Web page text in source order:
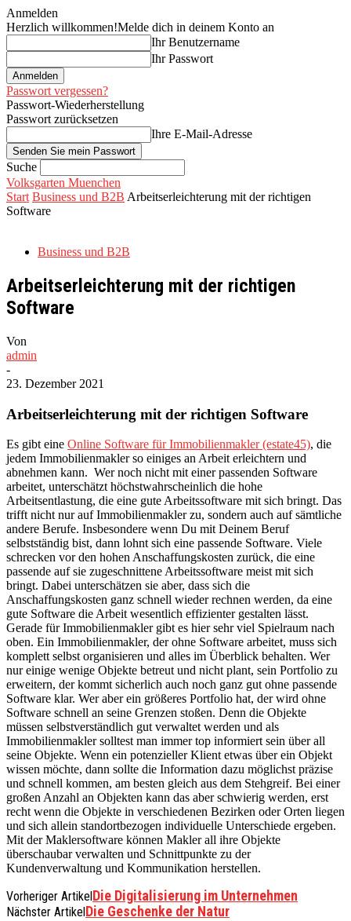
Anmelden
Herzlich willkommen!Melde dich in deinem Konto an
Ihr Benutzername
Ihr Passwort
Passwort vergessen?
Passwort-Wiederherstellung
Passwort zurücksetzen
Ihre E-Mail-Adresse
Suche
Volksgarten Muenchen
Start Business und B2B Arbeitserleichterung mit der richtigen
Software
Business und B2B
Arbeitserleichterung mit der richtigen
Software
Von
admin
-
23. Dezember 2021
Arbeitserleichterung mit der richtigen Software
Es gibt eine Online Software für Immobilienmakler (estate45), die
jedem Immobilienmakler so einiges an Arbeit erleichtern und
abnehmen kann. Wer noch nicht mit einer passenden Software
arbeitet, unterschätzt höchstwahrscheinlich die hohe
Arbeitsentlastung, die eine gute Arbeitssoftware mit sich bringt. Das
trifft nicht nur auf Immobilienmakler zu, sondern auch auf sämtliche
andere Berufe. Insbesondere wenn Du mit Deinem Beruf
selbstständig bist, dann lohnt sich eine passende Software. Viele
schrecken vor den hohen Anschaffungskosten zurück, die eine
passende auf sie zugeschnittene Arbeitssoftware meist mit sich
bringt. Dabei unterschätzen sie aber, dass sich die
Anschaffungskosten ganz schnell wieder rechnen werden, da eine
gute Software die Arbeit wesentlich effizienter gestalten lässt.
Gerade für Immobilienmakler gibt es hier sehr viel Spielraum nach
oben. Ein Immobilienmakler, der ohne Software arbeitet, muss sich
komplett selbst organisieren und alles im Überblick behalten. Wer
nur einige wenige Objekte betreut und nicht plant, sein Portfolio zu
erweitern, der kommt sicherlich auch noch ganz gut ohne passende
Software klar. Wer aber ein größeres Portfolio hat, der wird ohne
Software schnell an seine Grenzen stoßen. Denn die Objekte
müssen selbstverständlich gut verwaltet werden und als
Immobilienmakler solltest man immer top informiert sein über all
seine Objekte. Wenn ein potenzieller Klient etwas über ein Objekt
wissen möchte, dann sollte die Information dazu möglichst präzise
und schnell kommen, am besten gleich aus dem Stehgreif. Bei einer
großen Anzahl an Objekten kann das aber schwierig werden, erst
recht wenn die Objekte in verschiedenen Bezirken oder Orten liegen
und sich allein standortbezogen individuelle Unterschiede ergeben.
Mit der Maklersoftware können Makler all ihre Objekte
überschaubar verwalten und Schnittpunkte zu der
Kundenverwaltung und Kommunikation herstellen.
Vorheriger Artikel Die Digitalisierung im Unternehmen
Nächster Artikel Die Geschenke der Natur